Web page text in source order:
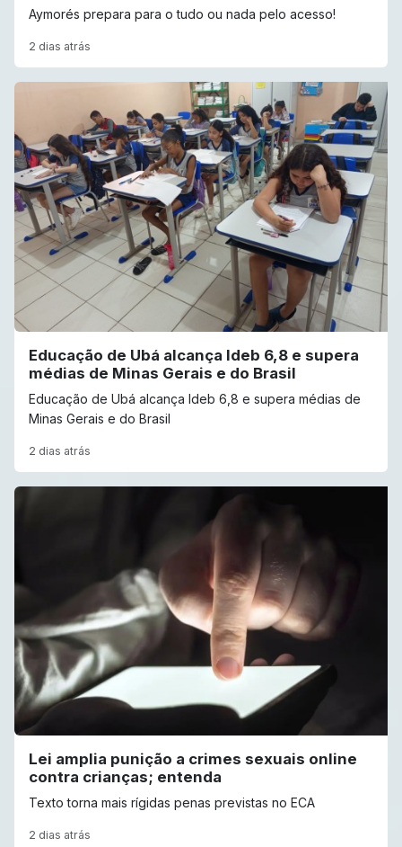
Aymorés prepara para o tudo ou nada pelo acesso!
2 dias atrás
Educação de Ubá alcança Ideb 6,8 e supera
médias de Minas Gerais e do Brasil
Educação de Ubá alcança Ideb 6,8 e supera médias de
Minas Gerais e do Brasil
2 dias atrás
Lei amplia punição a crimes sexuais online
contra crianças; entenda
Texto torna mais rígidas penas previstas no ECA
2 dias atrás